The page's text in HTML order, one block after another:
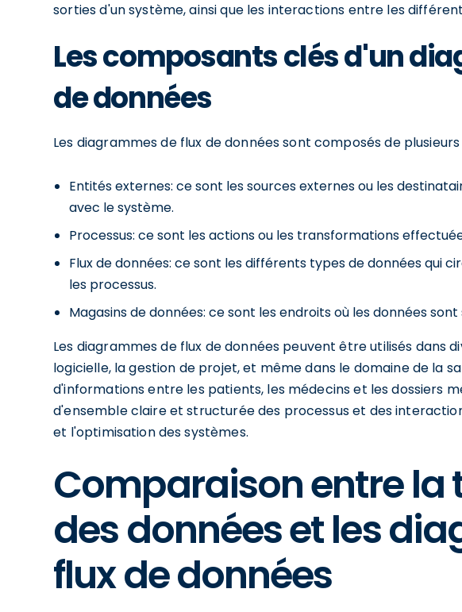
sorties d'un système, ainsi que les interactions entre les
Les composants clés d'un
de données
Les diagrammes de flux de données sont composés de
Entités externes: ce sont les sources externes ou les
avec le système.
Processus: ce sont les actions ou les transformations
Flux de données: ce sont les différents types de données qui
les processus.
Magasins de données: ce sont les endroits où les données
Les diagrammes de flux de données peuvent être utilisés dans
logicielle, la gestion de projet, et même dans le domaine de la
d'informations entre les patients, les médecins et les dossiers
d'ensemble claire et structurée des processus et des
et l'optimisation des systèmes.
Comparaison entre
des données et les
flux de données